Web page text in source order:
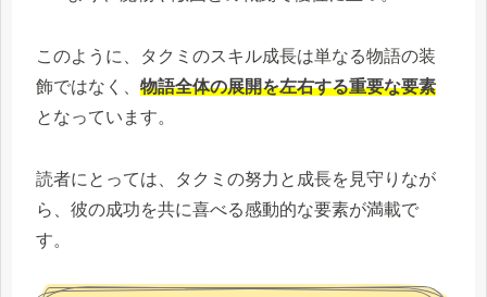
このように、タクミのスキル成長は単なる物語の装
飾ではなく、 物語全体の展開を左右する重要な要素
となっています。
読者にとっては、タクミの努力と成長を見守りなが
ら、彼の成功を共に喜べる感動的な要素が満載で
す。